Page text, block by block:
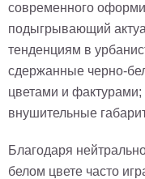
современного
подыгрывающий
тенденциям в
сдержанные черно-
цветами и
внушительные
Благодаря
белом цвете часто